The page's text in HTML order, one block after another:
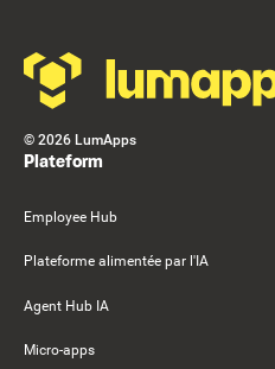
© 2026 LumApps
Plateform
Employee Hub
Plateforme alimentée par l'IA
Agent Hub IA
Micro-apps